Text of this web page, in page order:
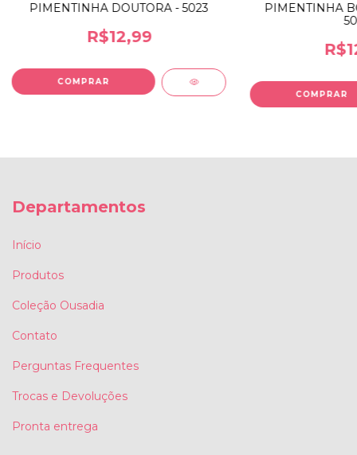
PIMENTINHA DOUTORA - 5023
R$12,99
PIMENTINHA
Departamentos
Início
Produtos
Coleção Ousadia
Contato
Perguntas Frequentes
Trocas e Devoluções
Pronta entrega